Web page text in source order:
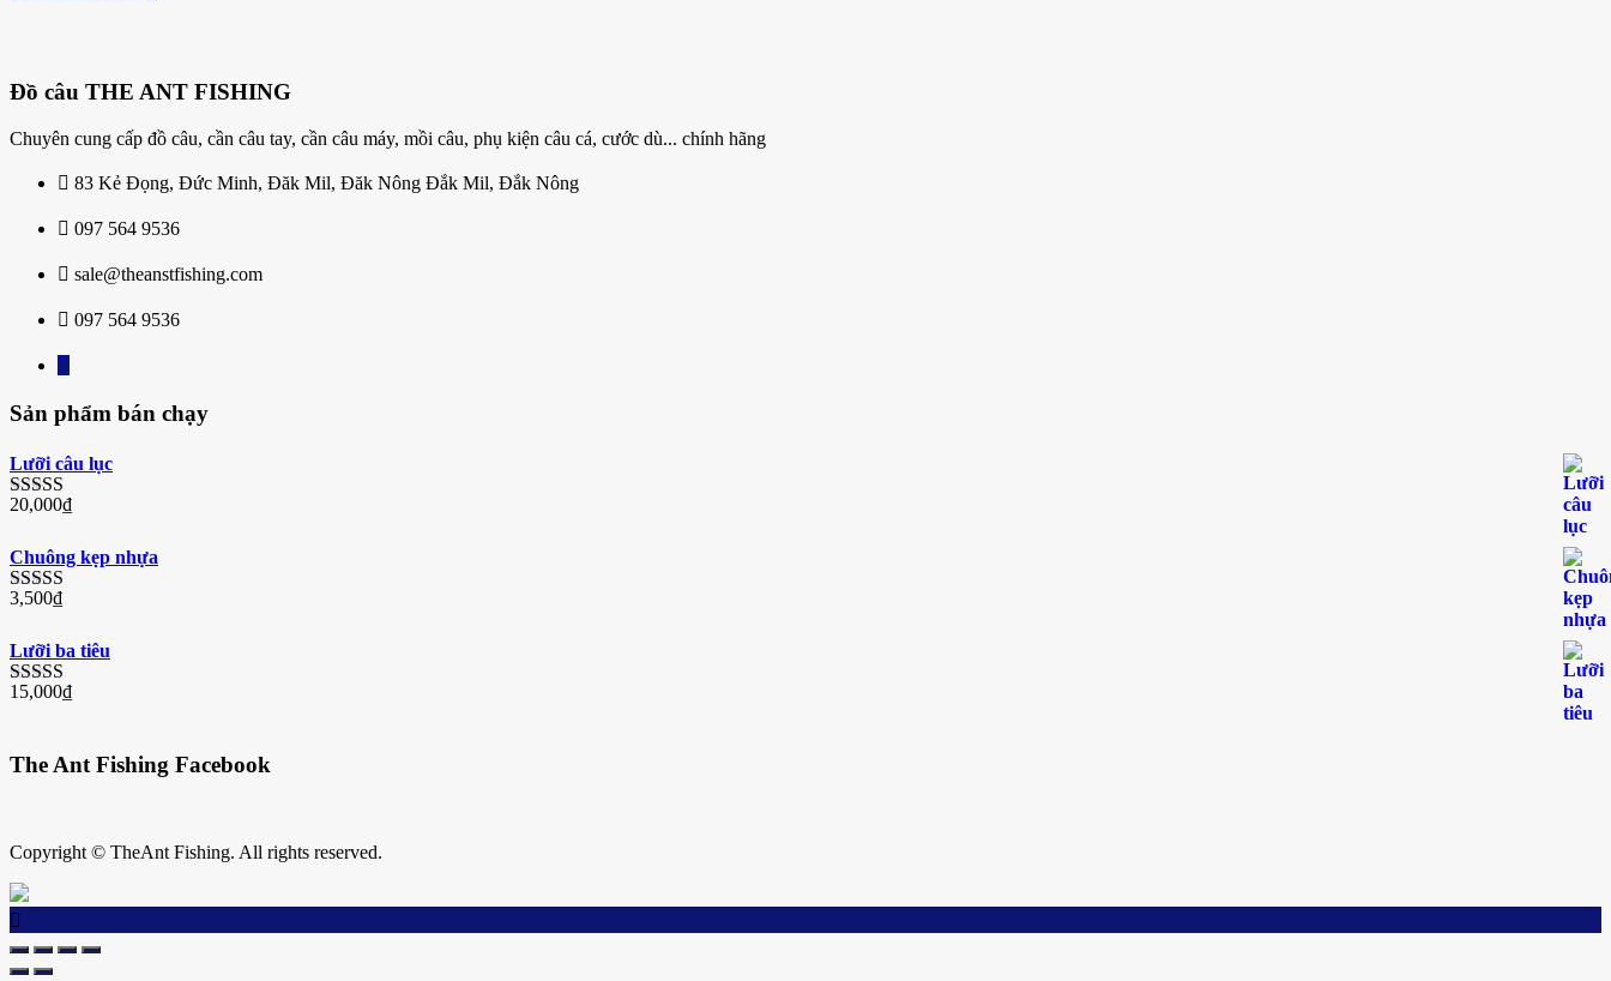
Đồ câu THE ANT FISHING
Chuyên cung cấp đồ câu, cần câu tay, cần câu máy, mồi câu, phụ kiện câu cá, cước dù... chính hãng
83 Kẻ Đọng, Đức Minh, Đăk Mil, Đăk Nông Đắk Mil, Đắk Nông
097 564 9536
sale@theanstfishing.com
097 564 9536
Sản phẩm bán chạy
Lưỡi câu lục
Được
hạng
3.335
sao
20,000₫
Chuông kẹp nhựa
Được
hạng
3.295
sao
3,500₫
Lưỡi ba tiêu
Được
3.115
sao
15,000₫
The Ant Fishing Facebook
Copyright © TheAnt Fishing. All rights reserved.